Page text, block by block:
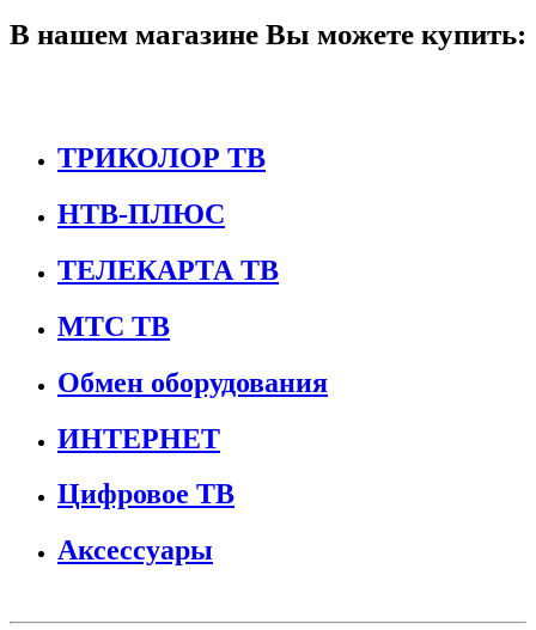
В нашем магазине Вы можете купить:
ТРИКОЛОР ТВ
НТВ-ПЛЮС
ТЕЛЕКАРТА ТВ
МТС ТВ
Обмен оборудования
ИНТЕРНЕТ
Цифровое ТВ
Аксессуары